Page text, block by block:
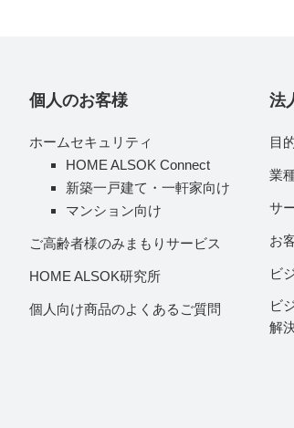
個人のお客様
ホームセキュリティ
HOME ALSOK Connect
新築一戸建て・一軒家向け
マンション向け
ご高齢者様のみまもりサービス
HOME ALSOK研究所
個人向け商品のよくあるご質問
法
目
業
サ
お
ビ
ビ
解